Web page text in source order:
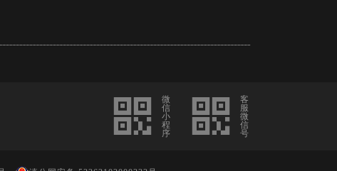
客
服
微
信
号
微
信
小
程
序